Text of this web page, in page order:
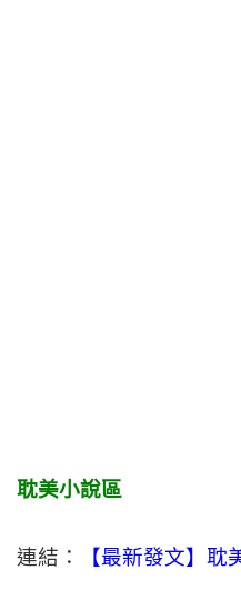
耽美小說區
連結： 【最新發文】耽